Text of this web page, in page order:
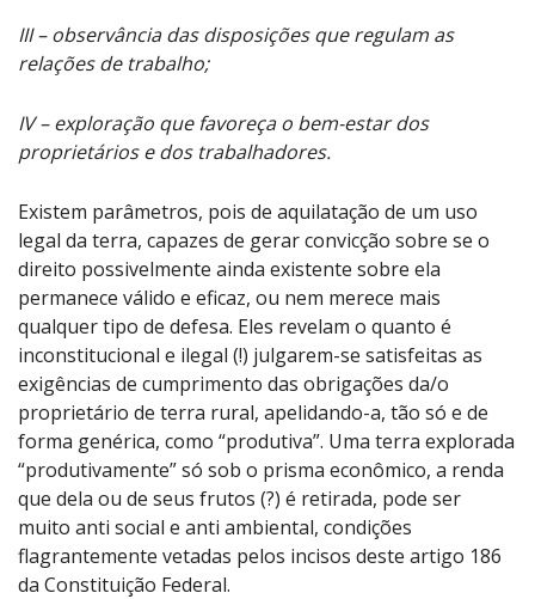
III – observância das disposições que regulam as
relações de trabalho;
IV – exploração que favoreça o bem-estar dos
proprietários e dos trabalhadores.
Existem parâmetros, pois de aquilatação de um uso
legal da terra, capazes de gerar convicção sobre se o
direito possivelmente ainda existente sobre ela
permanece válido e eficaz, ou nem merece mais
qualquer tipo de defesa. Eles revelam o quanto é
inconstitucional e ilegal (!) julgarem-se satisfeitas as
exigências de cumprimento das obrigações da/o
proprietário de terra rural, apelidando-a, tão só e de
forma genérica, como “produtiva”. Uma terra explorada
“produtivamente” só sob o prisma econômico, a renda
que dela ou de seus frutos (?) é retirada, pode ser
muito anti social e anti ambiental, condições
flagrantemente vetadas pelos incisos deste artigo 186
da Constituição Federal.